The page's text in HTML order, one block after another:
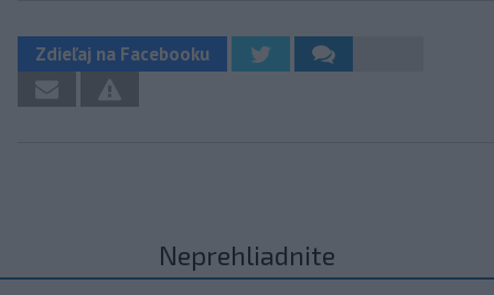
Zdieľaj na Facebooku
Neprehliadnite